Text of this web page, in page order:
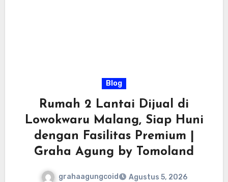
Blog
Rumah 2 Lantai Dijual di
Lowokwaru Malang, Siap Huni
dengan Fasilitas Premium |
Graha Agung by Tomoland
grahaagungcoid
Agustus 5, 2026